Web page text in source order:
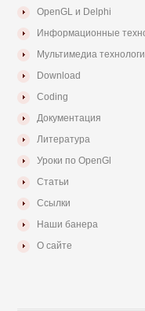
OpenGL и Delphi
Информационные
Мультимедиа
Download
Coding
Документация
Литература
Уроки по OpenGl
Статьи
Ссылки
Наши банера
О сайте